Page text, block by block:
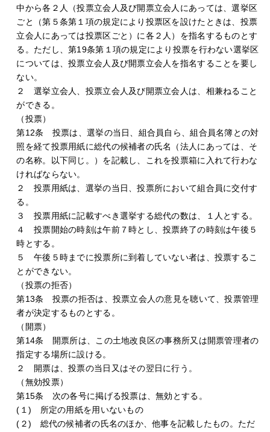
中から各２人（投票立会人及び開票立会人にあっては、選挙区
ごと（第５条第１項の規定により投票区を設けたときは、投票
立会人にあっては投票区ごと）に各２人）を指名するものとす
る。ただし、第19条第１項の規定により投票を行わない選挙区
については、投票立会人及び開票立会人を指名することを要し
ない。
２ 選挙立会人、投票立会人及び開票立会人は、相兼ねること
ができる。
（投票）
第12条 投票は、選挙の当日、組合員自ら、組合員名簿との対
照を経て投票用紙に総代の候補者の氏名（法人にあっては、そ
の名称。以下同じ。）を記載し、これを投票箱に入れて行わな
ければならない。
２ 投票用紙は、選挙の当日、投票所において組合員に交付す
る。
３ 投票用紙に記載すべき選挙する総代の数は、１人とする。
４ 投票開始の時刻は午前７時とし、投票終了の時刻は午後５
時とする。
５ 午後５時までに投票所に到着していない者は、投票するこ
とができない。
（投票の拒否）
第13条 投票の拒否は、投票立会人の意見を聴いて、投票管理
者が決定するものとする。
（開票）
第14条 開票所は、この土地改良区の事務所又は開票管理者の
指定する場所に設ける。
２ 開票は、投票の当日又はその翌日に行う。
（無効投票）
第15条 次の各号に掲げる投票は、無効とする。
(１) 所定の用紙を用いないもの
(２) 総代の候補者の氏名のほか、他事を記載したもの。ただ